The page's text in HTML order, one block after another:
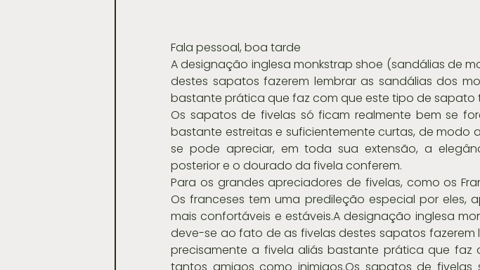
Fala pessoal, boa tarde
A designação inglesa monkstrap shoe (sandálias de
destes sapatos fazerem lembrar as sandálias dos
bastante prática que faz com que este tipo de sapato
Os sapatos de fivelas só ficam realmente bem se
bastante estreitas e suficientemente curtas, de modo
se pode apreciar, em toda sua extensão, a
posterior e o dourado da fivela conferem.
Para os grandes apreciadores de fivelas, como os
Os franceses tem uma predileção especial por eles,
mais confortáveis e estáveis.A designação inglesa
deve-se ao fato de as fivelas destes sapatos fazerem
precisamente a fivela aliás bastante prática que
tantos amigos como inimigos.Os sapatos de